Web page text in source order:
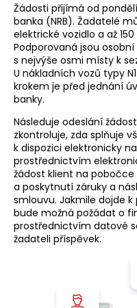
Žádosti přijímá od
banka (NRB). Žadatelé
elektrické vozidlo a až
Podporovaná jsou
s nejvýše osmi místy k
U nákladních vozů typy
krokem je před jednání
banky.
Následuje odeslání
zkontroluje, zda splňuje
k dispozici elektronicky na
prostřednictvím
žádost klient na pobočce
a poskytnutí záruky a
smlouvu. Jakmile dojde
bude možná požádat o
prostřednictvím datové
žadateli příspěvek.